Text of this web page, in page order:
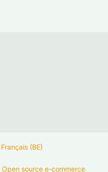
Français (BE)
Open source e-commerce